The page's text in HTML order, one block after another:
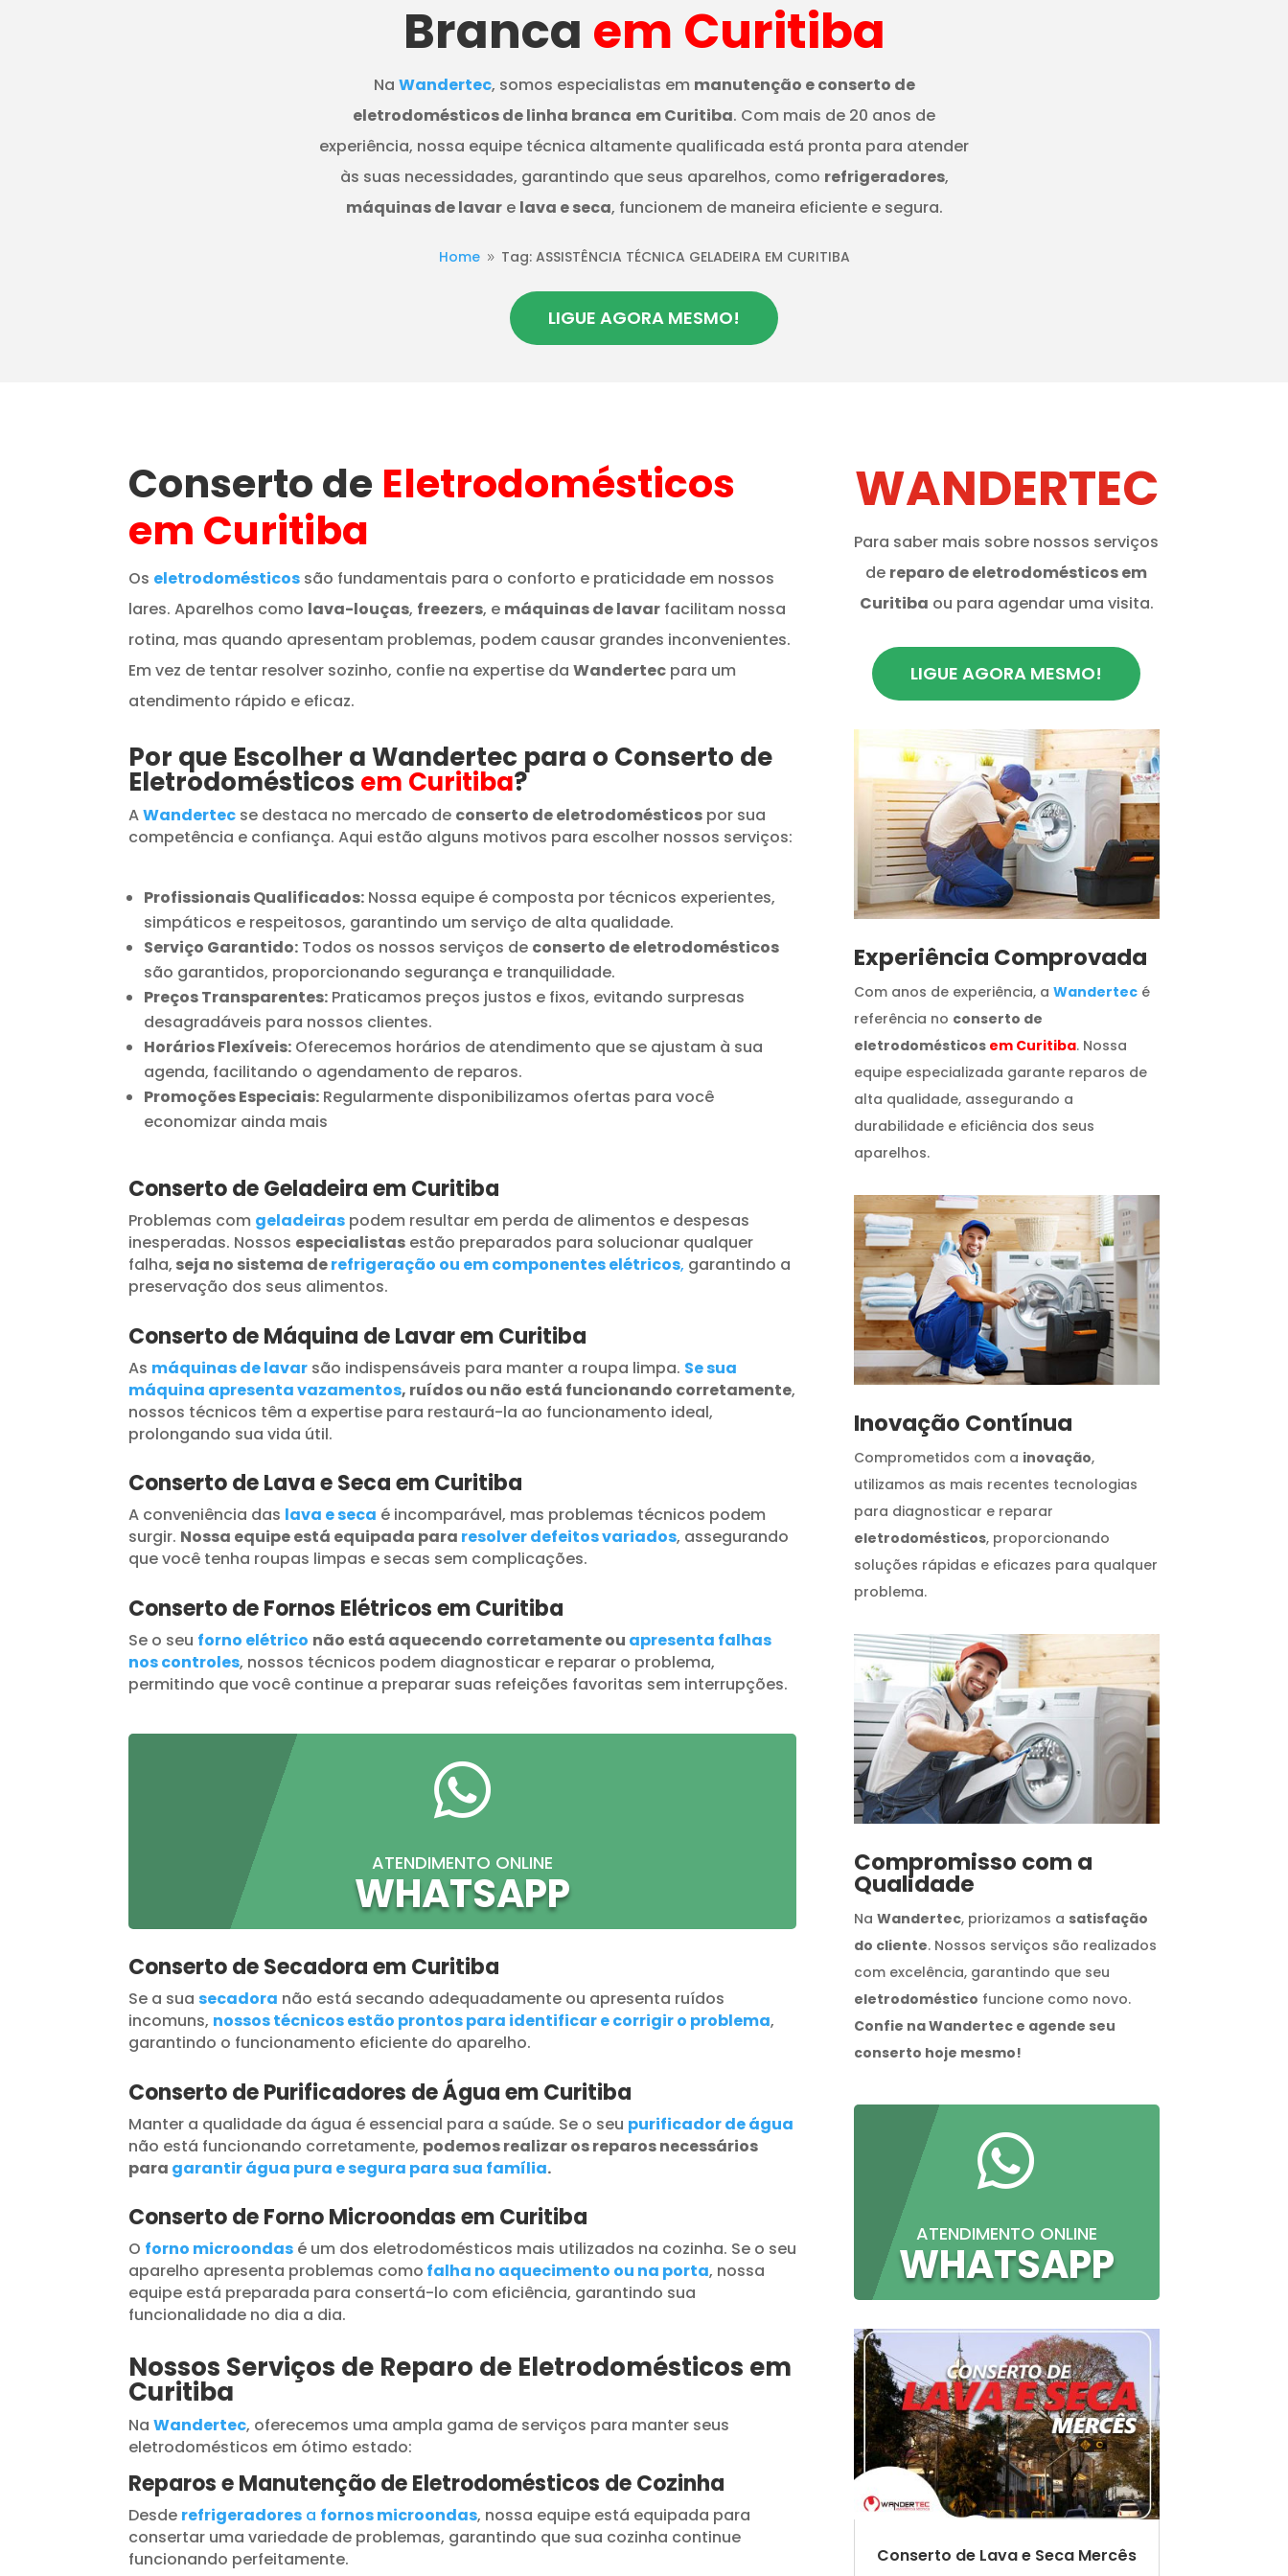
Branca em Curitiba
Na Wandertec, somos especialistas em manutenção e conserto de
eletrodomésticos de linha branca em Curitiba. Com mais de 20 anos de
experiência, nossa equipe técnica altamente qualificada está pronta para atender
às suas necessidades, garantindo que seus aparelhos, como refrigeradores,
máquinas de lavare lava e seca, funcionem de maneira eficiente e segura.
Home 9 Tag: ASSISTÊNCIA TÉCNICA GELADEIRA EM CURITIBA
LIGUE AGORA MESMO!
Conserto de Eletrodomésticos
em Curitiba
Os eletrodomésticos são fundamentais para o conforto e praticidade em nossos
lares. Aparelhos como lava-louças, freezers, e máquinas de lavar facilitam nossa
rotina, mas quando apresentam problemas, podem causar grandes inconvenientes.
Em vez de tentar resolver sozinho, confie na expertise daWandertec para um
atendimento rápido e eficaz.
Por que Escolher a Wandertec para o Conserto de
Eletrodomésticos em Curitiba?
AWandertec se destaca no mercado de conserto de eletrodomésticos por sua
competência e confiança. Aqui estão alguns motivos para escolher nossos serviços:
Profissionais Qualificados: Nossa equipe é composta por técnicos experientes,
simpáticos e respeitosos, garantindo um serviço de alta qualidade.
Serviço Garantido: Todos os nossos serviços de conserto de eletrodomésticos
são garantidos, proporcionando segurança e tranquilidade.
Preços Transparentes: Praticamos preços justos e fixos, evitando surpresas
desagradáveis para nossos clientes.
Horários Flexíveis: Oferecemos horários de atendimento que se ajustam à sua
agenda, facilitando o agendamento de reparos.
Promoções Especiais: Regularmente disponibilizamos ofertas para você
economizar ainda mais
Conserto de Geladeira em Curitiba
Problemas com geladeiras podem resultar em perda de alimentos e despesas
inesperadas. Nossos especialistas estão preparados para solucionar qualquer
falha, seja no sistema derefrigeração ou em componentes elétricos, garantindo a
preservação dos seus alimentos.
Conserto de Máquina de Lavar em Curitiba
As máquinas de lavar são indispensáveis para manter a roupa limpa. Se sua
máquina apresenta vazamentos, ruídos ou não está funcionando corretamente,
nossos técnicos têm a expertise para restaurá-la ao funcionamento ideal,
prolongando sua vida útil.
Conserto de Lava e Seca em Curitiba
A conveniência das lava e seca é incomparável, mas problemas técnicos podem
surgir. Nossa equipe está equipada para resolver defeitos variados, assegurando
que você tenha roupas limpas e secas sem complicações.
Conserto de Fornos Elétricos em Curitiba
Se o seu forno elétrico não está aquecendo corretamente ou apresenta falhas
nos controles, nossos técnicos podem diagnosticar e reparar o problema,
permitindo que você continue a preparar suas refeições favoritas sem interrupções.

ATENDIMENTO ONLINE
WHATSAPP
Conserto de Secadora em Curitiba
Se a suasecadora não está secando adequadamente ou apresenta ruídos
incomuns, nossos técnicos estão prontos para identificar e corrigir o problema,
garantindo o funcionamento eficiente do aparelho.
Conserto de Purificadores de Água em Curitiba
Manter a qualidade da água é essencial para a saúde. Se o seu purificador de água
não está funcionando corretamente, podemos realizar os reparos necessários
para garantir água pura e segura para sua família.
Conserto de Forno Microondas em Curitiba
O forno microondas é um dos eletrodomésticos mais utilizados na cozinha. Se o seu
aparelho apresenta problemas como falha no aquecimento ou na porta, nossa
equipe está preparada para consertá-lo com eficiência, garantindo sua
funcionalidade no dia a dia.
Nossos Serviços de Reparo de Eletrodomésticos em
Curitiba
NaWandertec, oferecemos uma ampla gama de serviços para manter seus
eletrodomésticos em ótimo estado:
Reparos e Manutenção de Eletrodomésticos de Cozinha
Desde refrigeradores a fornos microondas, nossa equipe está equipada para
consertar uma variedade de problemas, garantindo que sua cozinha continue
funcionando perfeitamente.
WANDERTEC
Para saber mais sobre nossos serviços
de reparo de eletrodomésticos em
Curitiba ou para agendar uma visita.
LIGUE AGORA MESMO!
​Experiência Comprovada
Com anos de experiência, a Wandertecé
referência no conserto de
eletrodomésticos em Curitiba. Nossa
equipe especializada garante reparos de
alta qualidade, assegurando a
durabilidade e eficiência dos seus
aparelhos.
Inovação Contínua
Comprometidos com a inovação,
utilizamos as mais recentes tecnologias
para diagnosticar e reparar
eletrodomésticos, proporcionando
soluções rápidas e eficazes para qualquer
problema.
Compromisso com a
Qualidade
Na Wandertec, priorizamos a satisfação
do cliente. Nossos serviços são realizados
com excelência, garantindo que seu
eletrodoméstico funcione como novo.
Confie na Wandertec e agende seu
conserto hoje mesmo!

ATENDIMENTO ONLINE
WHATSAPP
Conserto de Lava e Seca Mercês